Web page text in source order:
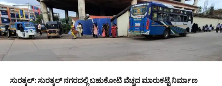
ಸುರತ್ಕಲ್: ಸುರತ್ಕಲ್ ನಗರದಲ್ಲಿ ಬಹುಕೋಟಿ ವೆಚ್ಚದ ಮಾರುಕಟ್ಟೆ ನಿರ್ಮಾಣ